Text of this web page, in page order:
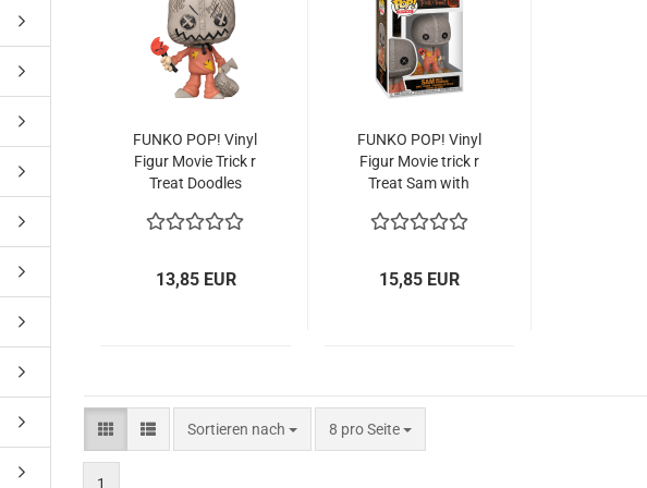
Toys
Hersteller
FUNKO POP! Vinyl
Figur Movie Trick r
Treat Dood­les
13,85 EUR
FUNKO POP! Vinyl
Figur Movie trick r
Treat Sam with
15,85 EUR
Sortieren nach
Sortieren nach 8 pro Seite
pro Seite
1